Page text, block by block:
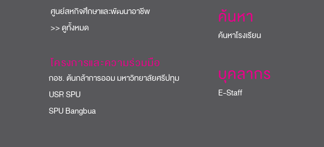
ศูนย์สหกิจศึกษาและพัฒนาอาชีพ
>> ดูทั้งหมด
โครงการและความร่วมมือ
กอช. ต้นกล้าการออม มหาวิทยาลัยศรีปทุม
USR SPU
SPU Bangbua
ค้นหา
ค้นหาโรงเรียน
บุคลากร
E-Staff